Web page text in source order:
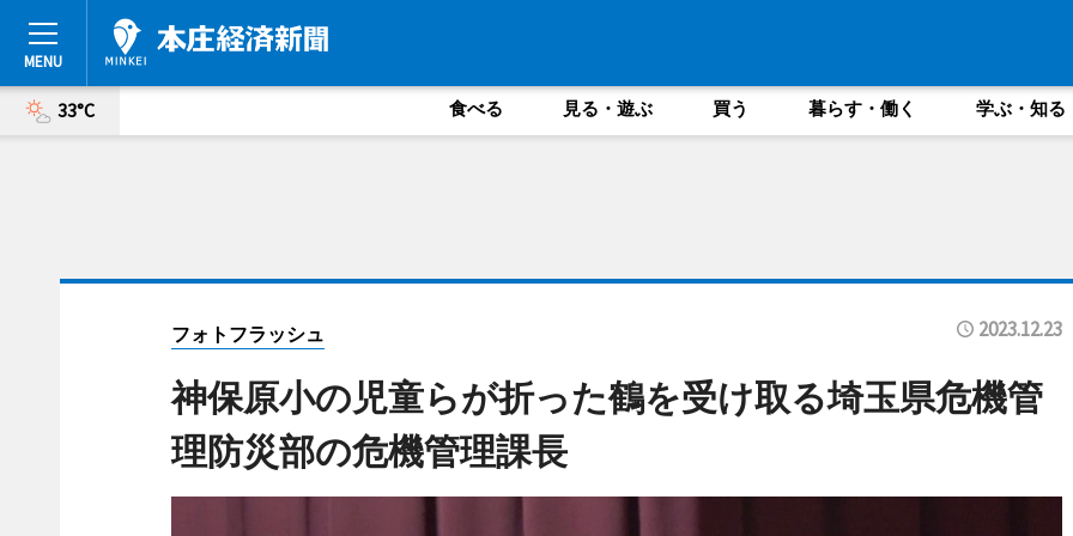
33°C 食べる 見る・遊ぶ 買う 暮らす・働く 学ぶ・知る
フォトフラッシュ 2023.12.23
神保原小の児童らが折った鶴を受け取る埼玉県危機管
理防災部の危機管理課長